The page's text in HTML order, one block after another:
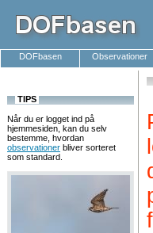
DOFbasen Observationer
TIPS
Når du er logget ind på
hjemmesiden, kan du selv
bestemme, hvordan
observationer bliver sorteret
som standard.